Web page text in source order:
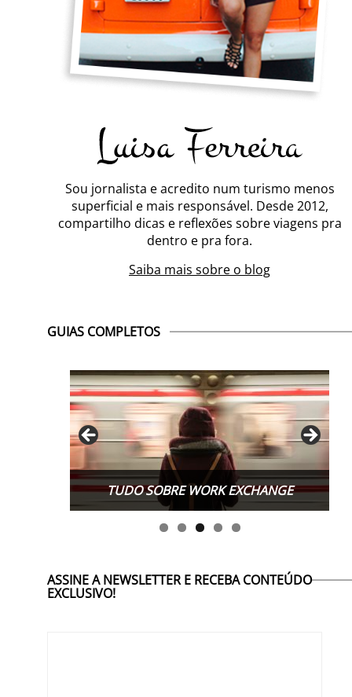
Sou jornalista e acredito num turismo menos
superficial e mais responsável. Desde 2012,
compartilho dicas e reflexões sobre viagens pra
dentro e pra fora.
Saiba mais sobre o blog
GUIAS COMPLETOS
TUDO SOBRE WORK EXCHANGE
ASSINE A NEWSLETTER E RECEBA CONTEÚDO
EXCLUSIVO!